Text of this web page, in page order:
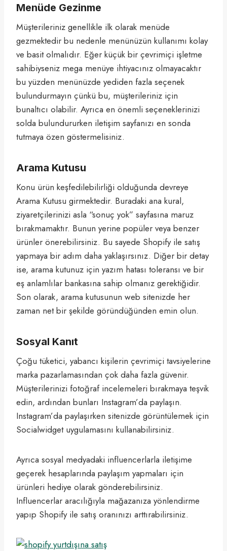
Menüde Gezinme
Müşterileriniz genellikle ilk olarak menüde
gezmektedir bu nedenle menünüzün kullanımı kolay
ve basit olmalıdır. Eğer küçük bir çevrimiçi işletme
sahibiyseniz mega menüye ihtiyacınız olmayacaktır
bu yüzden menünüzde yediden fazla seçenek
bulundurmayın çünkü bu, müşterileriniz için
bunaltıcı olabilir. Ayrıca en önemli seçeneklerinizi
solda bulundururken iletişim sayfanızı en sonda
tutmaya özen göstermelisiniz.
Arama Kutusu
Konu ürün keşfedilebilirliği olduğunda devreye
Arama Kutusu girmektedir. Buradaki ana kural,
ziyaretçilerinizi asla “sonuç yok” sayfasına maruz
bırakmamaktır. Bunun yerine popüler veya benzer
ürünler önerebilirsiniz. Bu sayede Shopify ile satış
yapmaya bir adım daha yaklaşırsınız. Diğer bir detay
ise, arama kutunuz için yazım hatası toleransı ve bir
eş anlamlılar bankasına sahip olmanız gerektiğidir.
Son olarak, arama kutusunun web sitenizde her
zaman net bir şekilde göründüğünden emin olun.
Sosyal Kanıt
Çoğu tüketici, yabancı kişilerin çevrimiçi tavsiyelerine
marka pazarlamasından çok daha fazla güvenir.
Müşterilerinizi fotoğraf incelemeleri bırakmaya teşvik
edin, ardından bunları Instagram’da paylaşın.
Instagram’da paylaşırken sitenizde görüntülemek için
Socialwidget uygulamasını kullanabilirsiniz.
Ayrıca sosyal medyadaki influencerlarla iletişime
geçerek hesaplarında paylaşım yapmaları için
ürünleri hediye olarak gönderebilirsiniz.
Influencerlar aracılığıyla mağazanıza yönlendirme
yapıp Shopify ile satış oranınızı arttırabilirsiniz.